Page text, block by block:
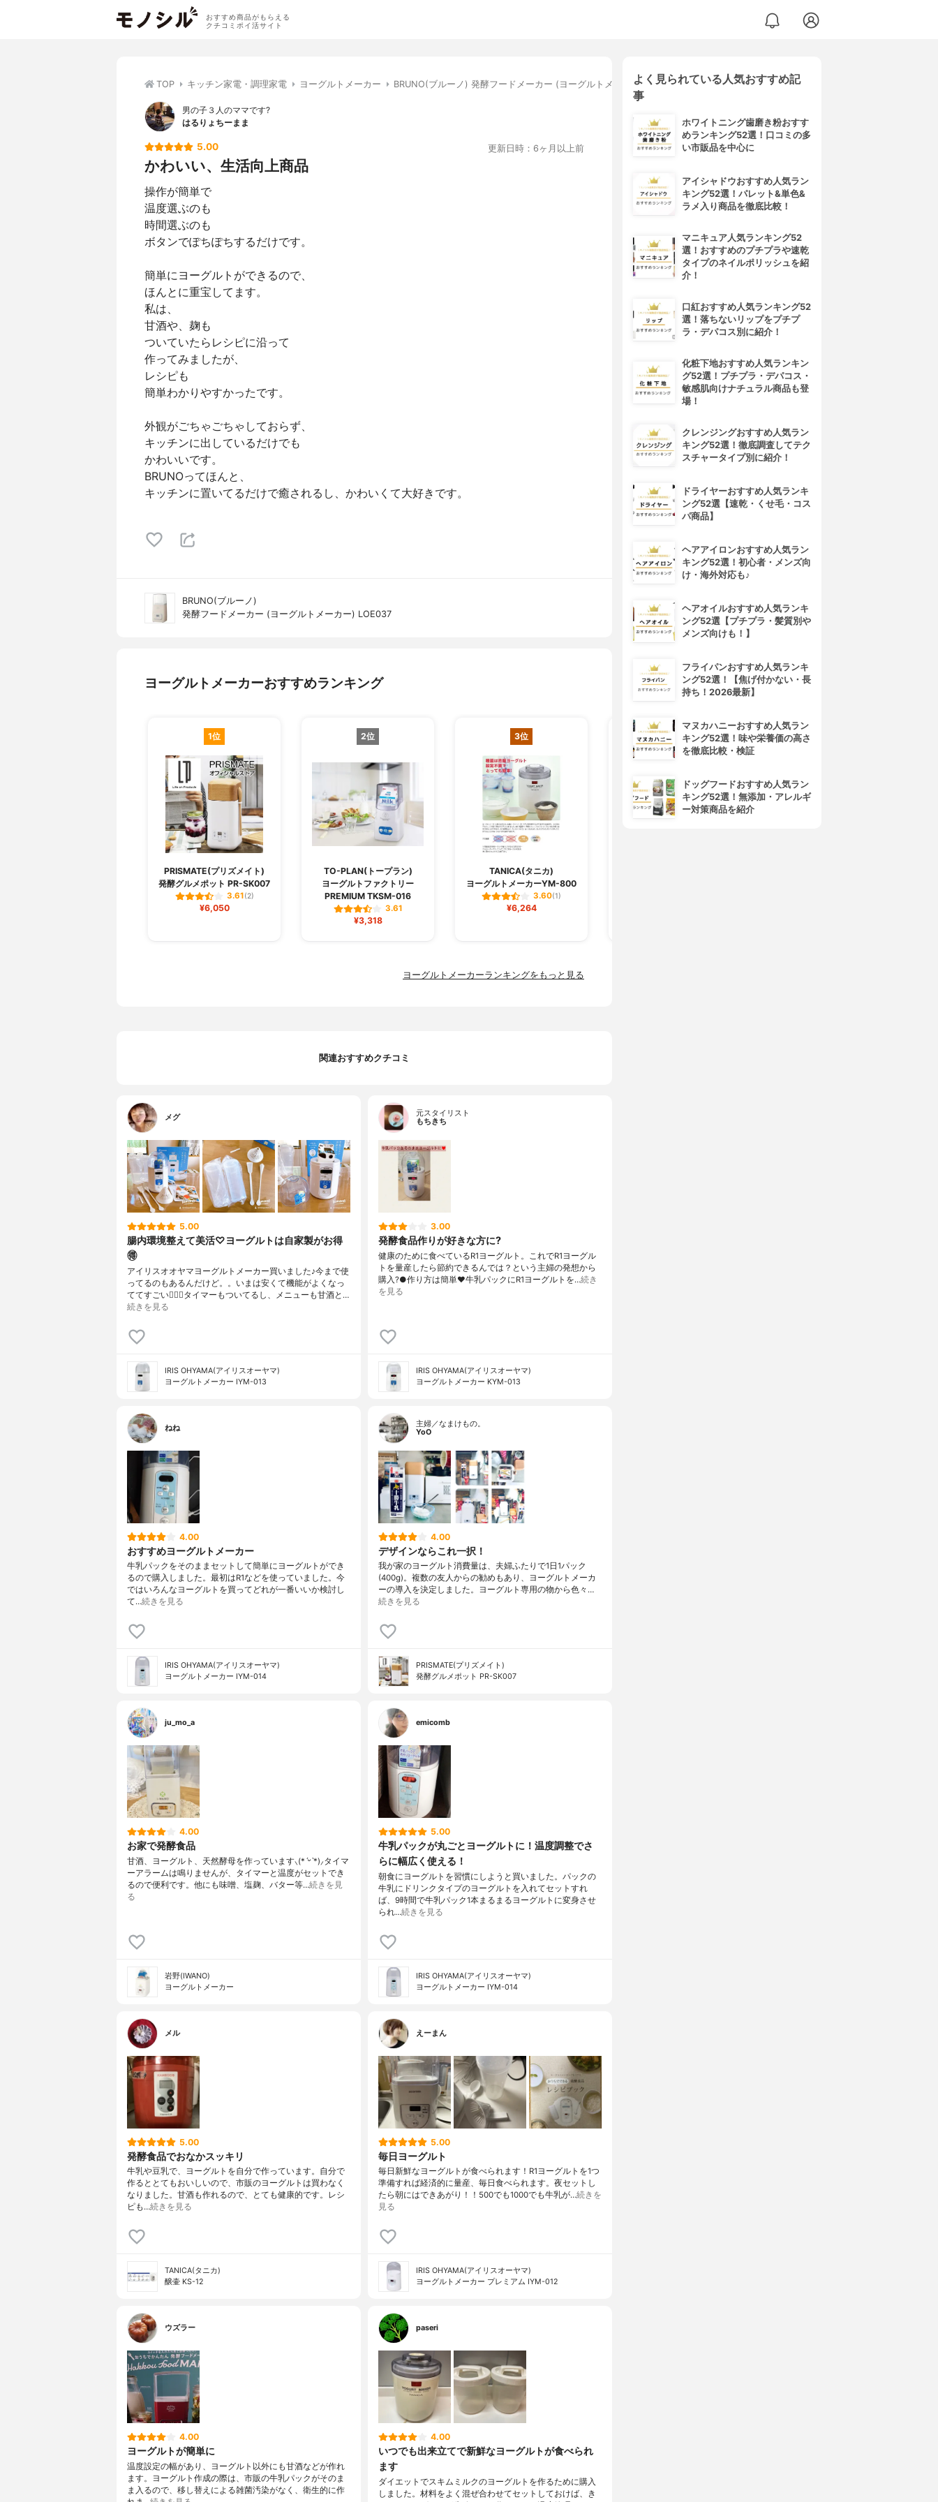
おすすめ商品がもらえる
クチコミポイ活サイト
TOP キッチン家電・調理家電 ヨーグルトメーカー BRUNO(ブルーノ) 発酵フードメーカー (ヨーグルトメーカー) LOE037
男の子３人のママです?
はるりょちーまま
5.00 更新日時：6ヶ月以上前
かわいい、生活向上商品
操作が簡単で
温度選ぶのも
時間選ぶのも
ボタンでぽちぽちするだけです。
簡単にヨーグルトができるので、
ほんとに重宝してます。
私は、
甘酒や、麹も
ついていたらレシピに沿って
作ってみましたが、
レシピも
簡単わかりやすかったです。
外観がごちゃごちゃしておらず、
キッチンに出しているだけでも
かわいいです。
BRUNOってほんと、
キッチンに置いてるだけで癒されるし、かわいくて大好きです。
BRUNO(ブルーノ)
発酵フードメーカー (ヨーグルトメーカー) LOE037
ヨーグルトメーカーおすすめランキング
1位
PRISMATE(プリズメイト)
発酵グルメポット PR-SK007
3.61(2)
¥6,050
2位
TO-PLAN(トープラン)
ヨーグルトファクトリー
PREMIUM TKSM-016
3.61
¥3,318
3位
TANICA(タニカ)
ヨーグルトメーカーYM-800
3.60(1)
¥6,264
4位
ヨーグルトメーカーランキングをもっと見る
関連おすすめクチコミ
メグ
5.00
腸内環境整えて美活♡ヨーグルトは自家製がお得
🉐
アイリスオオヤマヨーグルトメーカー買いました♪今まで使
ってるのもあるんだけど。。いまは安くて機能がよくなっ
ててすごい👍🏻✨タイマーもついてるし、メニューも甘酒と…
続きを見る
IRIS OHYAMA(アイリスオーヤマ)
ヨーグルトメーカー IYM-013
元スタイリスト
もちきち
3.00
発酵食品作りが好きな方に?
健康のために食べているR1ヨーグルト。これでR1ヨーグル
トを量産したら節約できるんでは？という主婦の発想から
購入?●作り方は簡単♥️牛乳パックにR1ヨーグルトを…続き
を見る
IRIS OHYAMA(アイリスオーヤマ)
ヨーグルトメーカー KYM-013
ねね
4.00
おすすめヨーグルトメーカー
牛乳パックをそのままセットして簡単にヨーグルトができ
るので購入しました。最初はR1などを使っていました。今
ではいろんなヨーグルトを買ってどれが一番いいか検討し
て…続きを見る
IRIS OHYAMA(アイリスオーヤマ)
ヨーグルトメーカー IYM-014
主婦／なまけもの。
YoO
4.00
デザインならこれ一択！
我が家のヨーグルト消費量は、夫婦ふたりで1日1パック
(400g)。複数の友人からの勧めもあり、ヨーグルトメーカ
ーの導入を決定しました。ヨーグルト専用の物から色々…
続きを見る
PRISMATE(プリズメイト)
発酵グルメポット PR-SK007
ju_mo_a
4.00
お家で発酵食品
甘酒、ヨーグルト、天然酵母を作っています⸜(*ˊᵕˋ*)⸝‬タイマ
ーアラームは鳴りませんが、タイマーと温度がセットでき
るので便利です。他にも味噌、塩麹、バター等…続きを見
る
岩野(IWANO)
ヨーグルトメーカー
emicomb
5.00
牛乳パックが丸ごとヨーグルトに！温度調整でさ
らに幅広く使える！
朝食にヨーグルトを習慣にしようと買いました。パックの
牛乳にドリンクタイプのヨーグルトを入れてセットすれ
ば、9時間で牛乳パック1本まるまるヨーグルトに変身させ
られ…続きを見る
IRIS OHYAMA(アイリスオーヤマ)
ヨーグルトメーカー IYM-014
メル
5.00
発酵食品でおなかスッキリ
牛乳や豆乳で、ヨーグルトを自分で作っています。自分で
作るととてもおいしいので、市販のヨーグルトは買わなく
なりました。甘酒も作れるので、とても健康的です。レシ
ピも…続きを見る
TANICA(タニカ)
醸壷 KS-12
えーまん
5.00
毎日ヨーグルト
毎日新鮮なヨーグルトが食べられます！R1ヨーグルトを1つ
準備すれば経済的に量産、毎日食べられます。夜セットし
たら朝にはできあがり！！500でも1000でも牛乳が…続きを
見る
IRIS OHYAMA(アイリスオーヤマ)
ヨーグルトメーカー プレミアム IYM-012
ウズラー
4.00
ヨーグルトが簡単に
温度設定の幅があり、ヨーグルト以外にも甘酒などが作れ
ます。ヨーグルト作成の際は、市販の牛乳パックがそのま
ま入るので、移し替えによる雑菌汚染がなく、衛生的に作
paseri
4.00
いつでも出来立てで新鮮なヨーグルトが食べられ
ます
ダイエットでスキムミルクのヨーグルトを作るために購入
しました。材料をよく混ぜ合わせてセットしておけば、き
よく見られている人気おすすめ記
事
ホワイトニング歯磨き粉おすす
めランキング52選！口コミの多
い市販品を中心に
アイシャドウおすすめ人気ラン
キング52選！パレット&単色&
ラメ入り商品を徹底比較！
マニキュア人気ランキング52
選！おすすめのプチプラや速乾
タイプのネイルポリッシュを紹
介！
口紅おすすめ人気ランキング52
選！落ちないリップをプチプ
ラ・デパコス別に紹介！
化粧下地おすすめ人気ランキン
グ52選！プチプラ・デパコス・
敏感肌向けナチュラル商品も登
場！
クレンジングおすすめ人気ラン
キング52選！徹底調査してテク
スチャータイプ別に紹介！
ドライヤーおすすめ人気ランキ
ング52選【速乾・くせ毛・コス
パ商品】
ヘアアイロンおすすめ人気ラン
キング52選！初心者・メンズ向
け・海外対応も♪
ヘアオイルおすすめ人気ランキ
ング52選【プチプラ・髪質別や
メンズ向けも！】
フライパンおすすめ人気ランキ
ング52選！【焦げ付かない・長
持ち！2026最新】
マヌカハニーおすすめ人気ラン
キング52選！味や栄養価の高さ
を徹底比較・検証
ドッグフードおすすめ人気ラン
キング52選！無添加・アレルギ
ー対策商品を紹介